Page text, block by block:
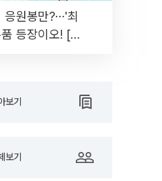
응원봉만?⋯'최
등장이오! [솔
보기
보기